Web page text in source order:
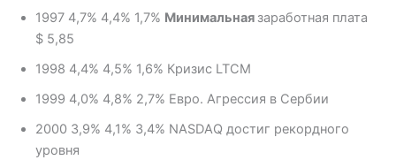
1997 4,7% 4,4% 1,7% Минимальнаязаработная плата
$ 5,85
1998 4,4% 4,5% 1,6% Кризис LTCM
1999 4,0% 4,8% 2,7% Евро. Агрессия в Сербии
2000 3,9% 4,1% 3,4% NASDAQ достиг рекордного
уровня